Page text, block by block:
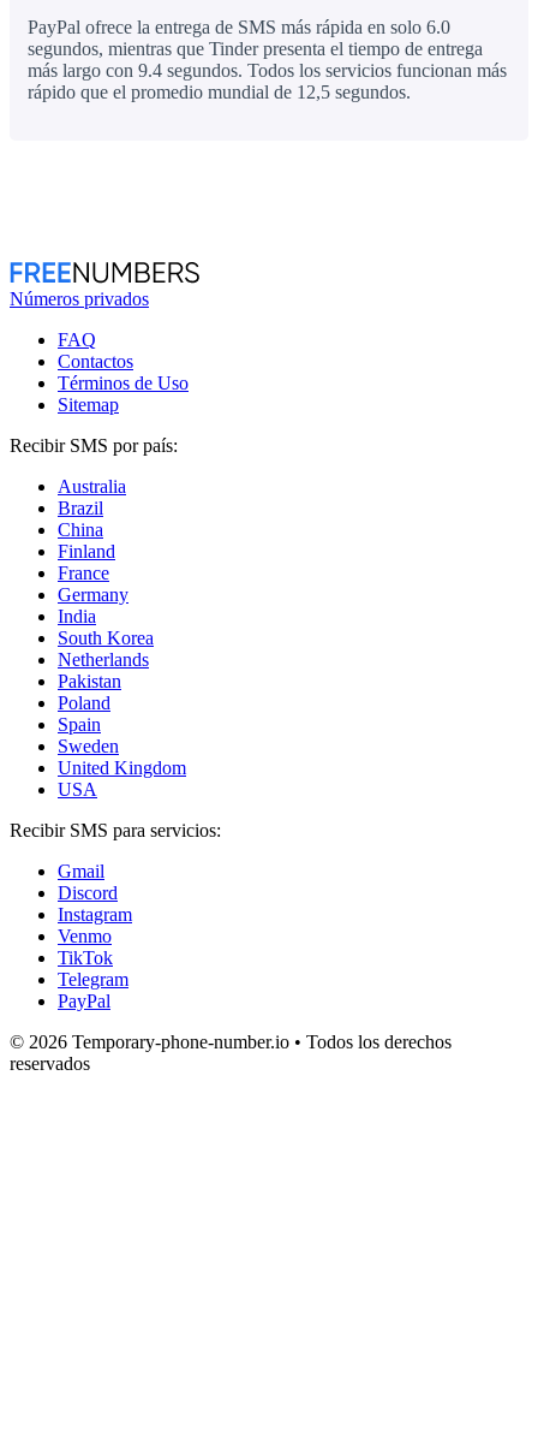
PayPal ofrece la entrega de SMS más rápida en solo 6.0
segundos, mientras que Tinder presenta el tiempo de entrega
más largo con 9.4 segundos. Todos los servicios funcionan más
rápido que el promedio mundial de 12,5 segundos.
Números privados
FAQ
Contactos
Términos de Uso
Sitemap
Recibir SMS por país:
Australia
Brazil
China
Finland
France
Germany
India
South Korea
Netherlands
Pakistan
Poland
Spain
Sweden
United Kingdom
USA
Recibir SMS para servicios:
Gmail
Discord
Instagram
Venmo
TikTok
Telegram
PayPal
© 2026 Temporary-phone-number.io • Todos los derechos
reservados